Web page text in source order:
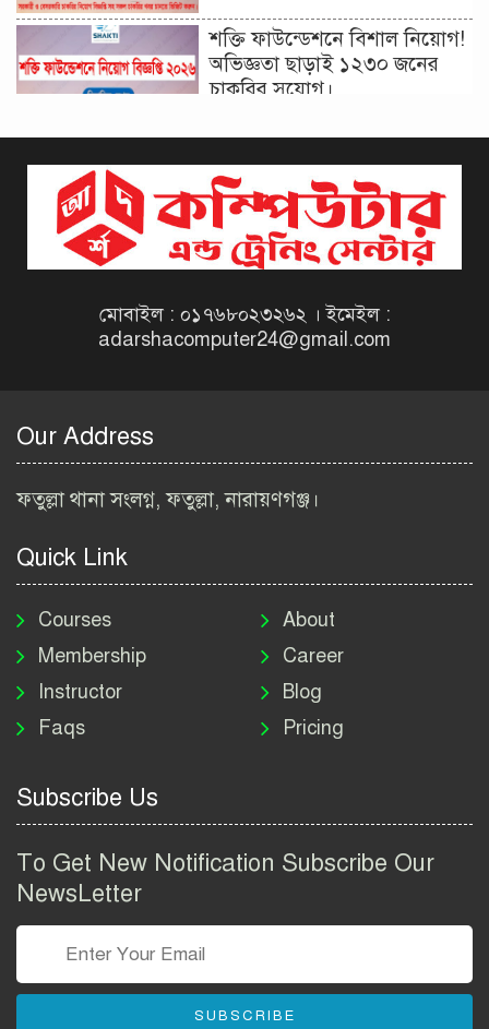
শক্তি ফাউন্ডেশনে বিশাল নিয়োগ!
অভিজ্ঞতা ছাড়াই ১২৩০ জনের
চাকরির সুযোগ।
বিজ্ঞপ্তি ২০২৬ | Taxes Zone
Dinajpur Job Circular 2026
বেসরকারি সংস্থা সেতু (SETU)
Job Circular 2026
২০২৬ | BIWTA Job Circular
নিয়োগ বিজ্ঞপ্তি ২০২৬ | DNC
Job Circular 2026
পাসপোর্ট করতে কি কি লাগে
২০২৬ | ই-পাসপোর্ট আবেদন ও
Group Job Circular 2026
তথ্য অধিদপ্তর নিয়োগ বিজ্ঞপ্তি
মোবাইল : ০১৭৬৮০২৩২৬২ । ইমেইল :
adarshacomputer24@gmail.com
Our Address
ফতুল্লা থানা সংলগ্ন, ফতুল্লা, নারায়ণগঞ্জ।
Quick Link
Courses
Membership
Instructor
Faqs
About
Career
Blog
Pricing
Subscribe Us
To Get New Notification Subscribe Our
NewsLetter
SUBSCRIBE